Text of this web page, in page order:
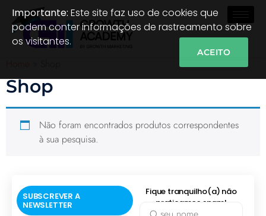
Shop
Não foram encontrados produtos correspondentes
à sua pesquisa.
SUBSCREVER A
NEWSLETTER
Fique tranquilho(a) não
praticamos spam!
Importante: Este site faz uso de cookies que
podem conter informações de rastreamento sobre
os visitantes.
ACEITO